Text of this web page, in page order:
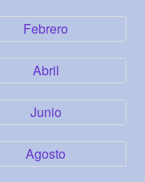
Febrero
Abril
Junio
Agosto